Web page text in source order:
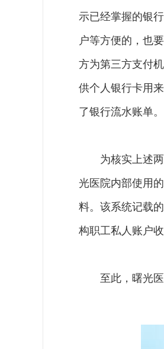
示已经掌握的银
户等方便的，也
方为第三方支付
供个人银行卡用
了银行流水账单。
为核实上述
光医院内部使用
料。该系统记载
构职工私人账户
至此，曙光